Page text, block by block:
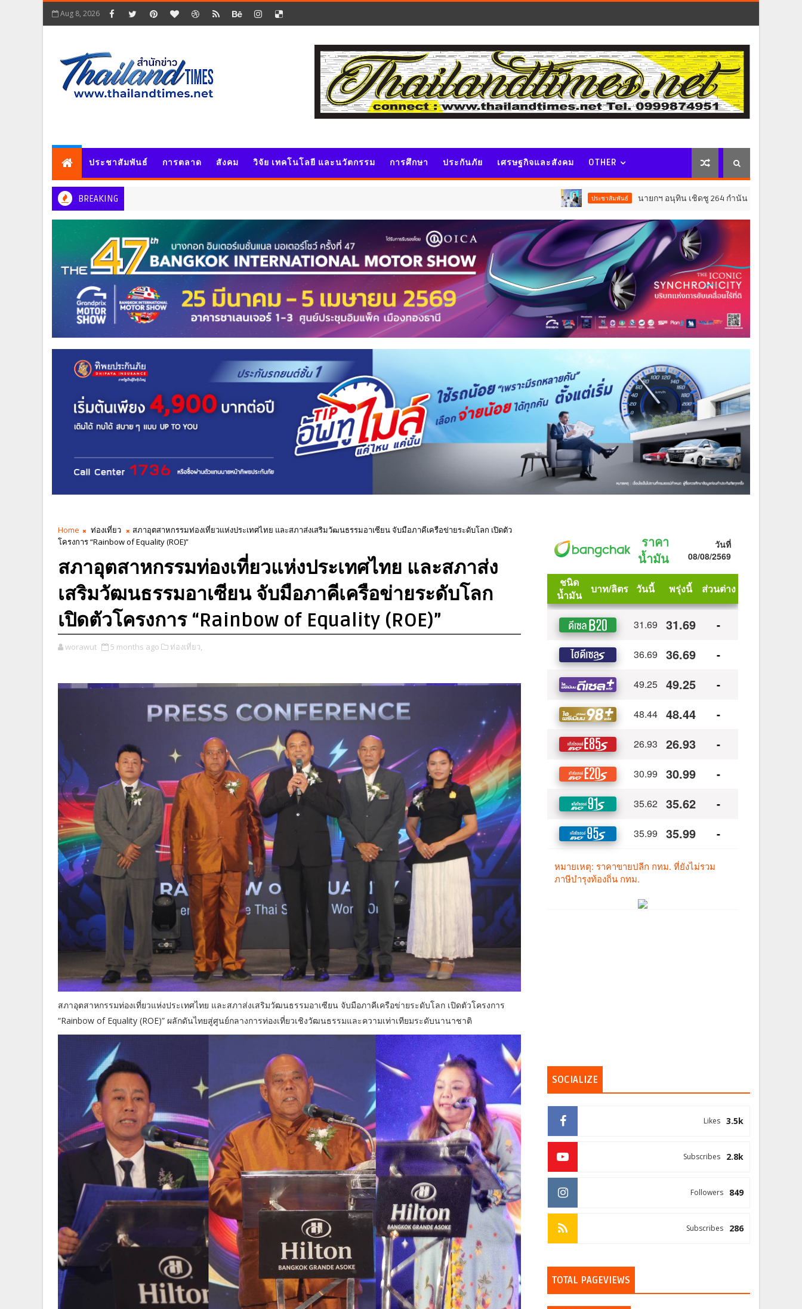
Aug 8, 2026
ประชาสัมพันธ์ การตลาด สังคม วิจัย เทคโนโลยี และนวัตกรรม การศึกษา ประกันภัย เศรษฐกิจและสังคม OTHER
BREAKING ประชาสัมพันธ์ นายกฯ อนุทิน เชิดชู 264 กำนัน ผู้ใหญ่บ้านยอดเยี่ยม มอบแหนบท
Home ท่องเที่ยว
สภาอุตสาหกรรมท่องเที่ยวแห่งประเทศไทย และสภาส่งเสริมวัฒนธรรมอาเซียน จับมือภาคีเครือข่ายระดับโลก เปิดตัว
โครงการ “Rainbow of Equality (ROE)”
สภาอุตสาหกรรมท่องเที่ยวแห่งประเทศไทย และสภาส่ง
เสริมวัฒนธรรมอาเซียน จับมือภาคีเครือข่ายระดับโลก
เปิดตัวโครงการ “Rainbow of Equality (ROE)”
worawut 5 months ago ท่องเที่ยว,
สภาอุตสาหกรรมท่องเที่ยวแห่งประเทศไทย และสภาส่งเสริมวัฒนธรรมอาเซียน จับมือภาคีเครือข่ายระดับโลก เปิดตัวโครงการ
“Rainbow of Equality (ROE)” ผลักดันไทยสู่ศูนย์กลางการท่องเที่ยวเชิงวัฒนธรรมและความเท่าเทียมระดับนานาชาติ
SOCIALIZE
3.5k
Likes
2.8k
Subscribes
849
Followers
286
Subscribes
TOTAL PAGEVIEWS